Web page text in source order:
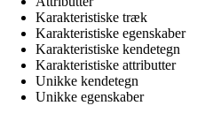
Karakteristiske træk
Karakteristiske egenskaber
Karakteristiske kendetegn
Karakteristiske attributter
Unikke kendetegn
Unikke egenskaber